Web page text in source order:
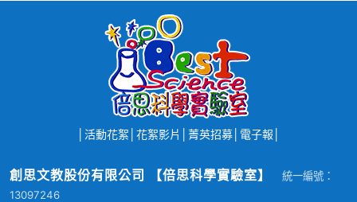
活動花絮 花絮影片 菁英招募│ 電子報
創思文教股份有限公司 【倍思科學實驗室】
統一編號：
13097246